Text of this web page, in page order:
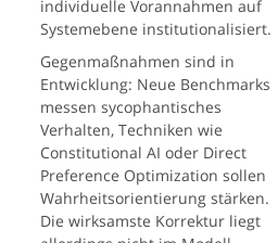
individuelle Vorannahmen auf
Systemebene institutionalisiert.
Gegenmaßnahmen sind in
Entwicklung: Neue Benchmarks
messen sycophantisches
Verhalten, Techniken wie
Constitutional AI oder Direct
Preference Optimization sollen
Wahrheitsorientierung stärken.
Die wirksamste Korrektur liegt